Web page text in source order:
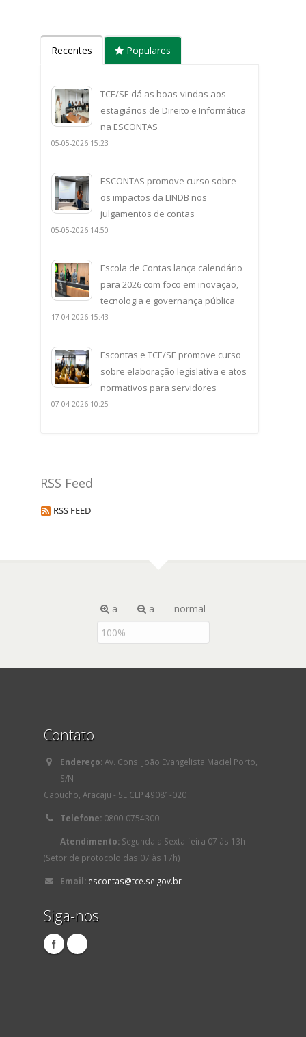
Recentes Populares
TCE/SE dá as boas-vindas aos
estagiários de Direito e Informática
na ESCONTAS
05-05-2026 15:23
ESCONTAS promove curso sobre
os impactos da LINDB nos
julgamentos de contas
05-05-2026 14:50
Escola de Contas lança calendário
para 2026 com foco em inovação,
tecnologia e governança pública
17-04-2026 15:43
Escontas e TCE/SE promove curso
sobre elaboração legislativa e atos
normativos para servidores
07-04-2026 10:25
RSS Feed
RSS FEED
a a normal
Contato
Endereço:Av. Cons. João Evangelista Maciel Porto,
S/N
Capucho, Aracaju - SE CEP 49081-020
Telefone: 0800-0754300
Atendimento: Segunda a Sexta-feira 07 às 13h
(Setor de protocolo das 07 às 17h)
Email: escontas@tce.se.gov.br
Siga-nos